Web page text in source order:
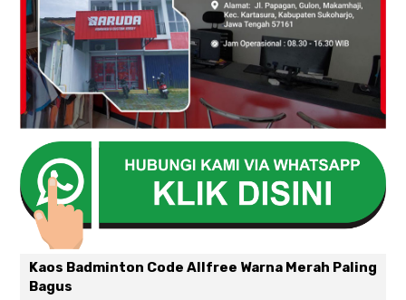
Kaos Badminton Code Allfree Warna Merah Paling
Bagus